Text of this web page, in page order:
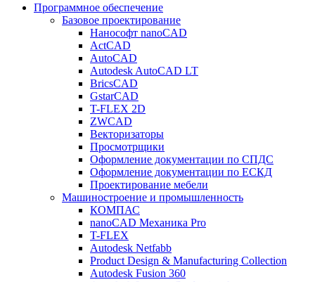
Программное обеспечение
Базовое проектирование
Нанософт nanoCAD
ActCAD
AutoCAD
Autodesk AutoCAD LT
BricsCAD
GstarCAD
T-FLEX 2D
ZWCAD
Векторизаторы
Просмотрщики
Оформление документации по СПДС
Оформление документации по ЕСКД
Проектирование мебели
Машиностроение и промышленность
КОМПАС
nanoCAD Механика Pro
T-FLEX
Autodesk Netfabb
Product Design & Manufacturing Collection
Autodesk Fusion 360